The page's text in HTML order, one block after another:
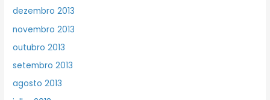
dezembro 2013
novembro 2013
outubro 2013
setembro 2013
agosto 2013